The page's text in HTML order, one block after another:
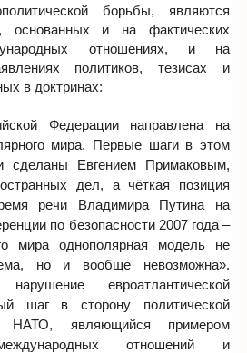
борьбы, являются
основанных и на фактических
отношениях, и на
политиков, тезисах и
в доктринах:
Федерации направлена на
мира. Первые шаги в этом
сделаны Евгением Примаковым,
дел, а чёткая позиция
речи Владимира Путина на
по безопасности 2007 года –
мира однополярная модель не
но и вообще невозможна».
евроатлантической
шаг в сторону политической
НАТО, являющийся примером
отношений и